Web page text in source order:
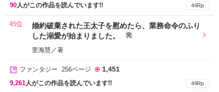
90人がこの作品を読んでいます!! 44Rp
45位
婚約破棄された王太子を慰めたら、業務命令のふり
した溺愛が始まりました。
完
里海慧／著
ファンタジー 256ページ 1,451
9,261人がこの作品を読んでいます!! 44Rp